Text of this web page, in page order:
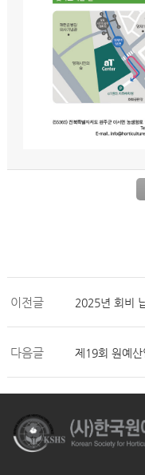
이전글 2025년 회비
다음글 제19회 원예산